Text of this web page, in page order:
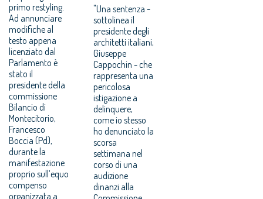
primo restyling.
Ad annunciare
modifiche al
testo appena
licenziato dal
Parlamento è
stato il
presidente della
commissione
Bilancio di
Montecitorio,
Francesco
Boccia (Pd),
durante la
manifestazione
proprio sull’equo
compenso
organizzata a
"Una sentenza -
sottolinea il
presidente degli
architetti italiani,
Giuseppe
Cappochin - che
rappresenta una
pericolosa
istigazione a
delinquere,
come io stesso
ho denunciato la
scorsa
settimana nel
corso di una
audizione
dinanzi alla